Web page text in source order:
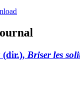
(dir.), Briser les